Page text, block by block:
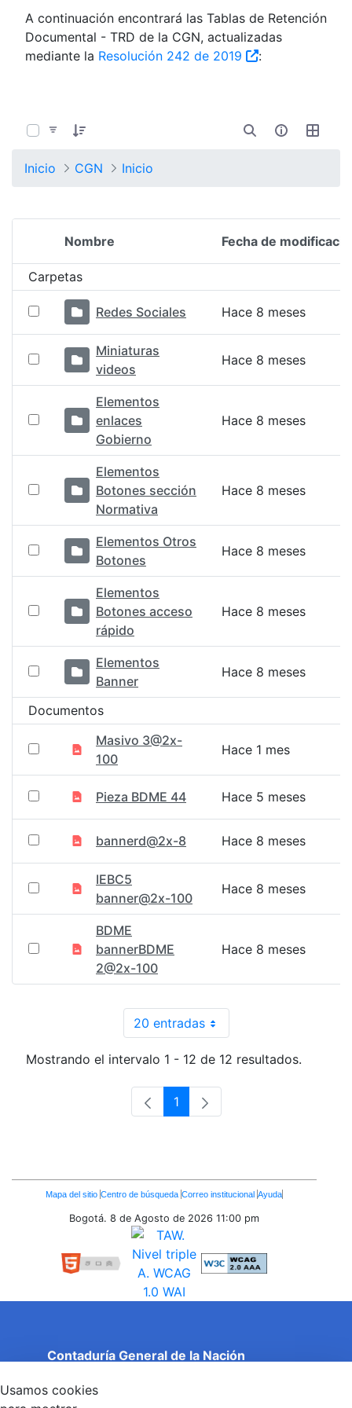
A continuación encontrará las Tablas de Retención
Documental - TRD de la CGN, actualizadas
mediante la Resolución 242 de 2019 :
Inicio CGN Inicio
Selección del elemento
Nombre Fecha de
Carpetas
Redes Sociales Hace 8 meses
Miniaturas
videos
Hace 8 meses
Elementos
enlaces
Gobierno
Hace 8 meses
Elementos
Botones sección
Normativa
Hace 8 meses
Elementos Otros
Botones
Hace 8 meses
Elementos
Botones acceso
rápido
Hace 8 meses
Elementos
Banner
Hace 8 meses
Documentos
Masivo 3@2x-
100
Hace 1 mes
Pieza BDME 44 Hace 5 meses
bannerd@2x-8 Hace 8 meses
IEBC5
banner@2x-100
Hace 8 meses
BDME
bannerBDME
2@2x-100
Hace 8 meses
20 entradasPor página
Mostrando el intervalo 1 - 12 de 12 resultados.
Página
1
Enlaces
Inferiores
Mapa del sitio Centro de búsqueda Correo institucional Ayuda
Bogotá. 8 de Agosto de 2026 11:00 pm
Contaduría General de la Nación
Entidad adscrita al Ministerio de Hacienda y Crédito
Público
Usamos cookies